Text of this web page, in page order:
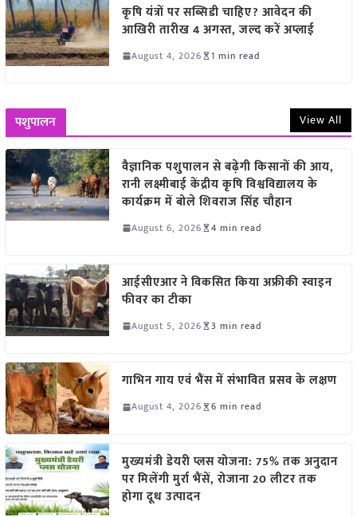
कृषि यंत्रों पर सब्सिडी चाहिए? आवेदन की
आखिरी तारीख 4 अगस्त, जल्द करें अप्लाई
August 4, 2026 1 min read
पशुपालन View All
वैज्ञानिक पशुपालन से बढ़ेगी किसानों की आय,
रानी लक्ष्मीबाई केंद्रीय कृषि विश्वविद्यालय के
कार्यक्रम में बोले शिवराज सिंह चौहान
August 6, 2026 4 min read
आईसीएआर ने विकसित किया अफ्रीकी स्वाइन
फीवर का टीका
August 5, 2026 3 min read
गाभिन गाय एवं भैंस में संभावित प्रसव के लक्षण
August 4, 2026 6 min read
मुख्यमंत्री डेयरी प्लस योजना: 75% तक अनुदान
पर मिलेंगी मुर्रा भैंसें, रोजाना 20 लीटर तक
होगा दूध उत्पादन